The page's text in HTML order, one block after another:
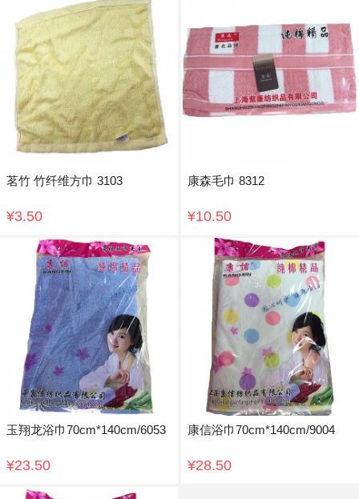
茗竹 竹纤维方巾 3103
¥3.50
康森毛巾 8312
¥10.50
玉翔龙浴巾70cm*140cm/6053
¥23.50
康信浴巾70cm*140cm/9004
¥28.50